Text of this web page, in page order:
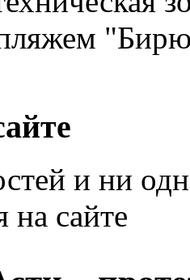
и ни
на сайте